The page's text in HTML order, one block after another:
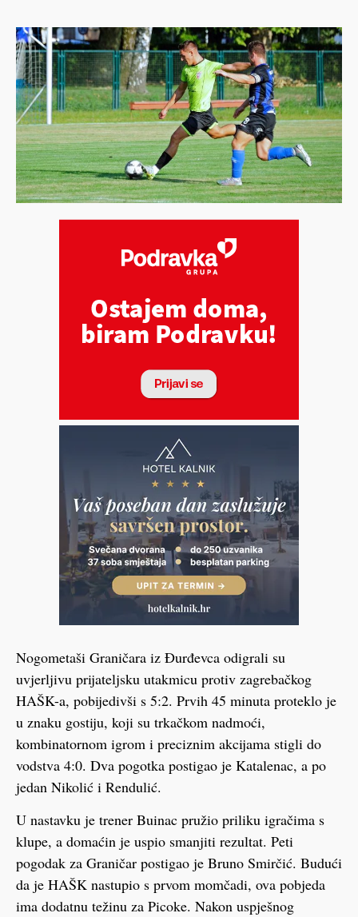
Nogometaši Graničara iz Đurđevca odigrali su
uvjerljivu prijateljsku utakmicu protiv zagrebačkog
HAŠK-a, pobijedivši s 5:2. Prvih 45 minuta proteklo je
u znaku gostiju, koji su trkačkom nadmoći,
kombinatornom igrom i preciznim akcijama stigli do
vodstva 4:0. Dva pogotka postigao je Katalenac, a po
jedan Nikolić i Rendulić.
U nastavku je trener Buinac pružio priliku igračima s
klupe, a domaćin je uspio smanjiti rezultat. Peti
pogodak za Graničar postigao je Bruno Smirčić. Budući
da je HAŠK nastupio s prvom momčadi, ova pobjeda
ima dodatnu težinu za Picoke. Nakon uspješnog